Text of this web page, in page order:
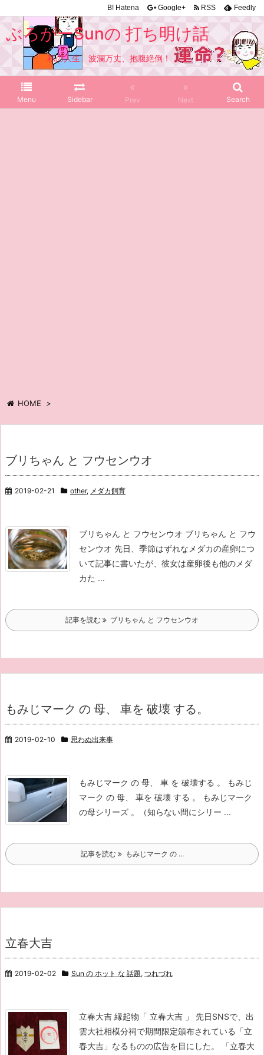
ぶろがーSunの 打ち明け話
私の人生、波瀾万丈、抱腹絶倒！
Menu Sidebar
«
Prev
»
Next Search
B! Hatena Google+ RSS Feedly
HOME >
ブリちゃん と フウセンウオ
2019-02-21 other, メダカ飼育
ブリちゃん と フウセンウオ ブリちゃん と フウ
センウオ 先日、季節はずれなメダカの産卵につ
いて記事に書いたが、彼女は産卵後も他のメダ
カた ...
記事を読む ブリちゃん と フウセンウオ
もみじマーク の 母、 車を 破壊 する。
2019-02-10 思わぬ出来事
もみじマーク の 母、 車 を 破壊する 。 もみじ
マーク の 母、 車を 破壊 する 。 もみじマーク
の母シリーズ 。（知らない間にシリー ...
記事を読む もみじマーク の ...
立春大吉
2019-02-02 Sun の ホット な 話題, つれづれ
立春大吉 縁起物「 立春大吉 」 先日SNSで、出
雲大社相模分祠で期間限定頒布されている「立
春大吉」なるものの広告を目にした。 「立春大